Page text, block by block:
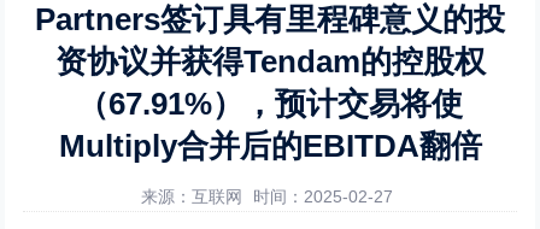
Partners签订具有里程碑意义的投
资协议并获得Tendam的控股权
（67.91%），预计交易将使
Multiply合并后的EBITDA翻倍
来源：互联网 时间：2025-02-27